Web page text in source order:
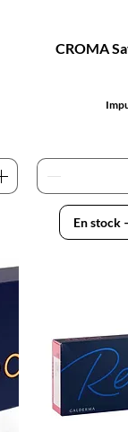
CROMA
En stock